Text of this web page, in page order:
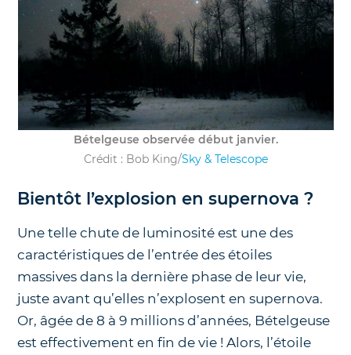
Bételgeuse observée début janvier.
Crédit : Bob King/Sky & Telescope
Bientôt l’explosion en supernova ?
Une telle chute de luminosité est une des
caractéristiques de l’entrée des étoiles
massives dans la dernière phase de leur vie,
juste avant qu’elles n’explosent en supernova.
Or, âgée de 8 à 9 millions d’années, Bételgeuse
est effectivement en fin de vie ! Alors, l’étoile